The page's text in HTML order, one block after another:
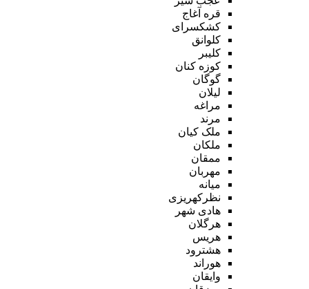
قره آغاج
کشکسرای
کلوانق
کلیبر
کوزه کنان
گوگان
لیلان
مراغه
مرند
ملک کیان
ملکان
ممقان
مهربان
میانه
نظرکهریزی
هادی شهر
هرگلان
هریس
هشترود
هوراند
وایقان